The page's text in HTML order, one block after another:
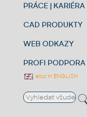
PRÁCE | KARIÉRA
CAD PRODUKTY
WEB ODKAZY
PROFI PODPORA
also in ENGLISH